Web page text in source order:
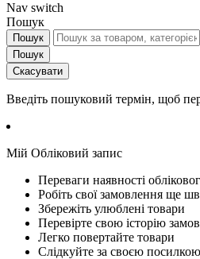
Nav switch
Пошук
Пошук
Пошук
Скасувати
Введіть пошуковий термін, щоб
Мій Обліковий запис
Переваги наявності
Робіть свої замовлення ще
Збережіть улюблені товари
Перевірте свою історію
Легко повертайте товари
Слідкуйте за своєю посилкою